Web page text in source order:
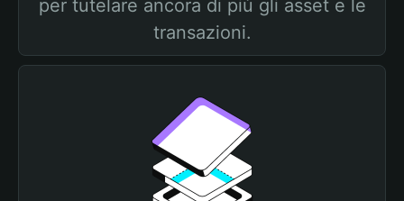
per tutelare ancora di più gli asset e le
transazioni.